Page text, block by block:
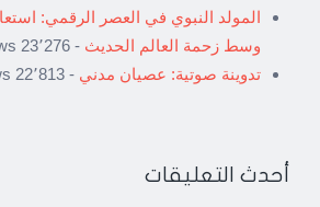
المولد النبوي في العصر الرقمي:
وسط زحمة العالم الحديث - 23٬276 views
تدوينة صوتية: عصيان مدني - 22٬813 views
أحدث التعليقات